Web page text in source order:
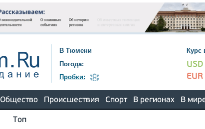
В Тюмени
Погода:
Пробки:
Курс
USD
EUR
Общество Происшествия Спорт В регионах В
Топ